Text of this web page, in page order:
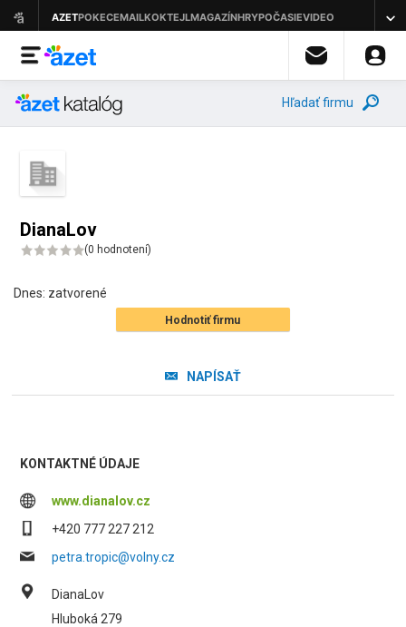
Hľadať firmu
DianaLov
(0 hodnotení)
Dnes: zatvorené
Hodnotiť firmu
NAPÍSAŤ
KONTAKTNÉ ÚDAJE
www.dianalov.cz
+420 777 227 212
petra.tropic@volny.cz
DianaLov
Hluboká 279